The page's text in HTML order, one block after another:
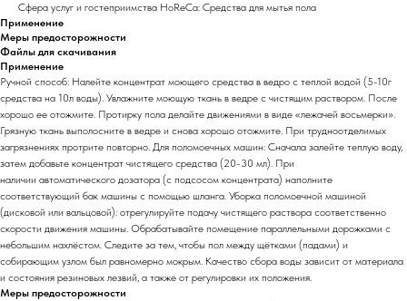
Сфера услуг и гостеприимства HoReCa: Средства для мытья пола
Применение
Меры предосторожности
Файлы для скачивания
Применение
Ручной способ: Налейте концентрат моющего средства в ведро с теплой водой (5-10г
средства на 10л воды). Увлажните моющую ткань в ведре с чистящим раствором. После
хорошо ее отожмите. Протирку пола делайте движениями в виде «лежачей восьмерки».
Грязную ткань выполосните в ведре и снова хорошо отожмите. При трудноотделимых
загрязнениях протрите повторно. Для поломоечных машин: Сначала залейте теплую воду,
затем добавьте концентрат чистящего средства (20-30 мл). При
наличии автоматического дозатора (с подсосом концентрата) наполните
соответствующий бак машины с помощью шланга. Уборка поломоечной машиной
(дисковой или вальцовой): отрегулируйте подачу чистящего раствора соответственно
скорости движения машины. Обрабатывайте помещение параллельными дорожками с
небольшим нахлёстом. Следите за тем, чтобы пол между щётками (падами) и
собирающим узлом был равномерно мокрым. Качество сбора воды зависит от материала
и состояния резиновых лезвий, а также от регулировки их положения.
Меры предосторожности